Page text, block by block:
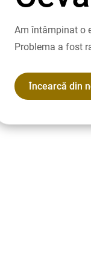
Am întâmpinat o
Problema a fost
Încearcă din